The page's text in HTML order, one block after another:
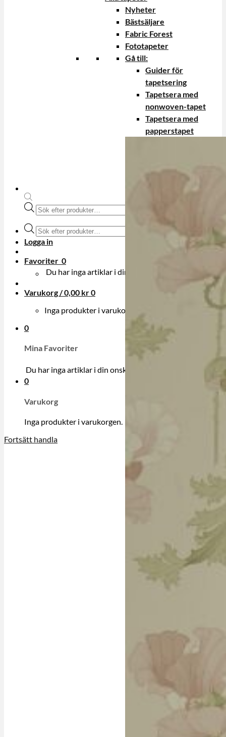
Produktsökning
Produktsökning
Logga in
Favoriter 0
Du har inga artiklar i din onskelista.
Varukorg /0,00 kr0
Inga produkter i varukorgen.
0
Mina Favoriter
Du har inga artiklar i din onskelista.
0
Varukorg
Inga produkter i varukorgen.
Fortsätt handla
Nyheter
Bästsäljare
Fabric Forest
Fototapeter
Gå till:
Guider för
tapetsering
Tapetsera med
nonwoven-tapet
Tapetsera med
papperstapet